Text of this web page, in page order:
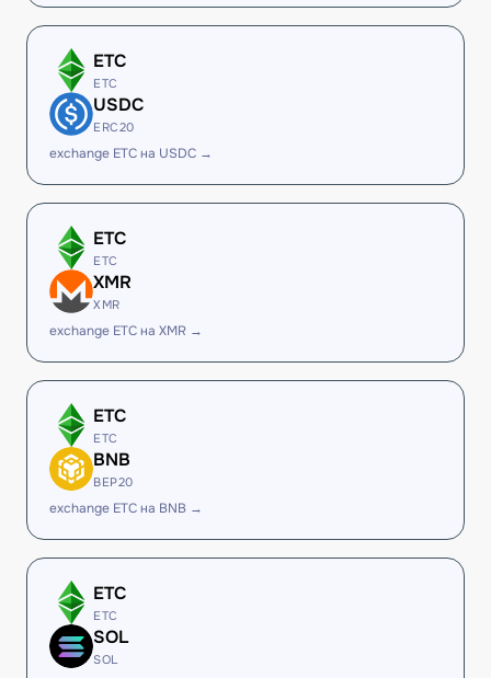
ETC
ETC
USDC
ERC20
exchange ETC на USDC →
ETC
ETC
XMR
XMR
exchange ETC на XMR →
ETC
ETC
BNB
BEP20
exchange ETC на BNB →
ETC
ETC
SOL
SOL